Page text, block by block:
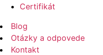
Certifikát
Blog
Otázky a odpovede
Kontakt